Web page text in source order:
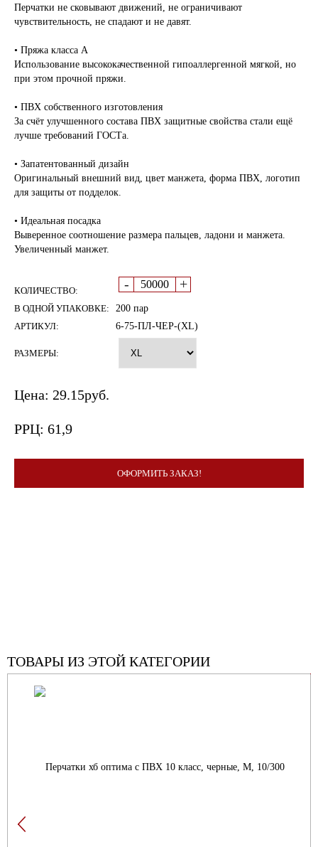
Перчатки не сковывают движений, не ограничивают
чувствительность, не спадают и не давят.
• Пряжа класса А
Использование высококачественной гипоаллергенной мягкой, но
при этом прочной пряжи.
• ПВХ собственного изготовления
За счёт улучшенного состава ПВХ защитные свойства стали ещё
лучше требований ГОСТа.
• Запатентованный дизайн
Оригинальный внешний вид, цвет манжета, форма ПВХ, логотип
для защиты от подделок.
• Идеальная посадка
Выверенное соотношение размера пальцев, ладони и манжета.
Увеличенный манжет.
КОЛИЧЕСТВО: - +
В ОДНОЙ УПАКОВКЕ:
200 пар
АРТИКУЛ:
6-75-ПЛ-ЧЕР-(XL)
РАЗМЕРЫ:
Цена: 29.15руб.
РРЦ: 61,9
ОФОРМИТЬ ЗАКАЗ!
ТОВАРЫ ИЗ ЭТОЙ КАТЕГОРИИ